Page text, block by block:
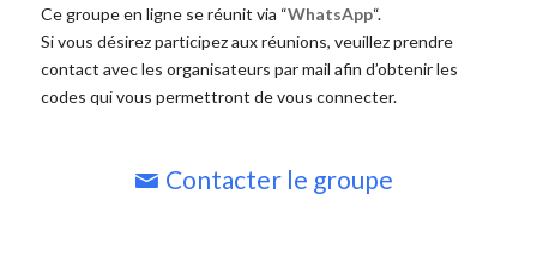
Ce groupe en ligne se réunit via “WhatsApp“.
Si vous désirez participez aux réunions, veuillez prendre
contact avec les organisateurs par mail afin d’obtenir les
codes qui vous permettront de vous connecter.
Contacter le groupe